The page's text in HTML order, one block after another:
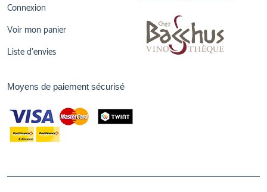
Connexion
Voir mon panier
Liste d'envies
Moyens de paiement sécurisé